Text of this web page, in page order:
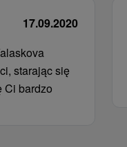
17.09.2020
starając się
Ci bardzo